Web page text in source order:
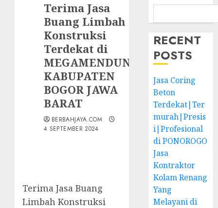
Terima Jasa
Buang Limbah
Konstruksi
Terdekat di
MEGAMENDUNG
KABUPATEN
BOGOR JAWA
BARAT
BERBAHJAYA.COM
4 SEPTEMBER 2024
Terima Jasa Buang
Limbah Konstruksi
RECENT
POSTS
Jasa Coring
Beton
Terdekat|Ter
murah|Presis
i|Profesional
di PONOROGO
Jasa
Kontraktor
Kolam Renang
Yang
Melayani di